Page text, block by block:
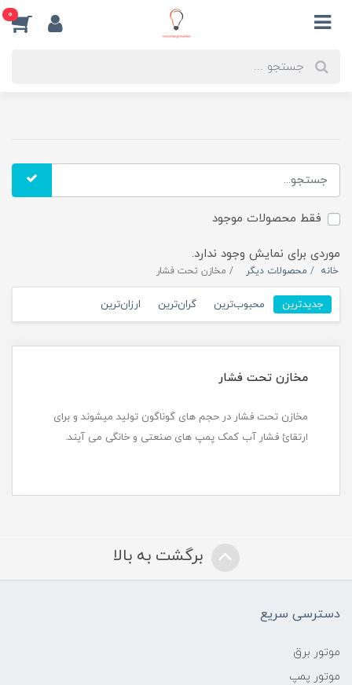
0
فقط محصولات موجود
موردی برای نمایش وجود ندارد.
خانه محصولات دیگر مخازن تحت فشار
جدیدترین محبوب‌ترین گران‌ترین ارزان‌ترین
مخازن تحت فشار
مخازن تحت فشار در حجم های گوناگون تولید میشوند و برای
ارتقائ فشار آب کمک پمپ های صنعتی و خانگی می آیند.
برگشت به بالا
دسترسی سریع
موتور برق
موتور پمپ